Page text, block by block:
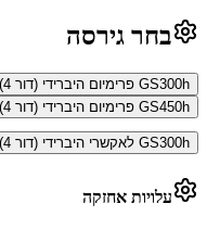
בחר גירסה
GS300h פרימיום היברידי (דור 4)
GS450h פרימיום היברידי (דור 4)
GS300h לאקשרי היברידי (דור 4)
עלויות אחזקה